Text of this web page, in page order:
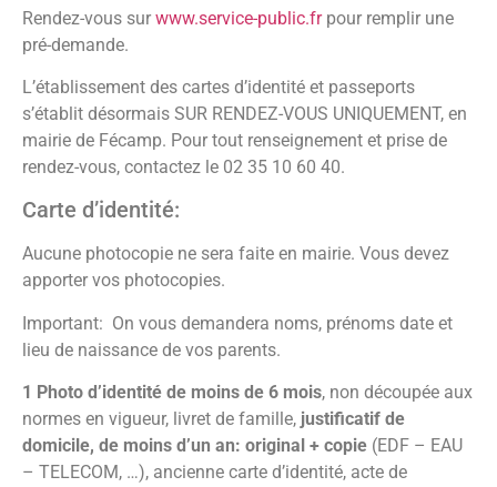
Rendez-vous sur www.service-public.frpour remplir une
pré-demande.
L’établissement des cartes d’identité et passeports
s’établit désormais SUR RENDEZ-VOUS UNIQUEMENT, en
mairie de Fécamp. Pour tout renseignement et prise de
rendez-vous, contactez le 02 35 10 60 40.
Carte d’identité:
Aucune photocopie ne sera faite en mairie. Vous devez
apporter vos photocopies.
Important: On vous demandera noms, prénoms date et
lieu de naissance de vos parents.
1 Photo d’identité de moins de 6 mois, non découpée aux
normes en vigueur, livret de famille, justificatif de
domicile, de moins d’un an: original + copie (EDF – EAU
– TELECOM, …), ancienne carte d’identité, acte de